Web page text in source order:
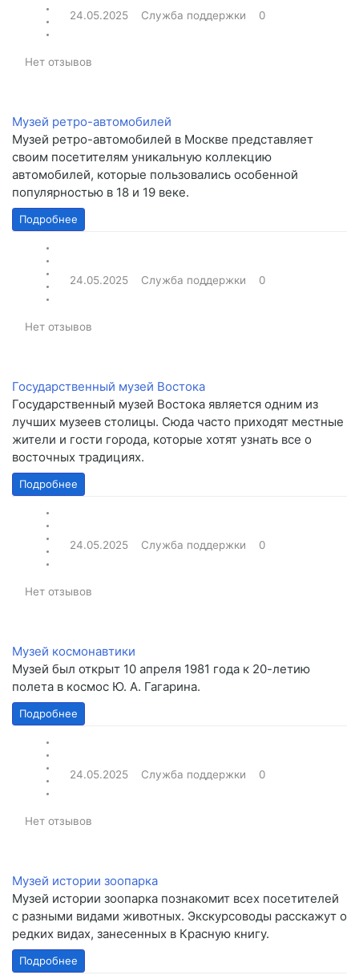
24.05.2025 Служба поддержки 0
Нет отзывов
Музей ретро-автомобилей
Музей ретро-автомобилей в Москве представляет
своим посетителям уникальную коллекцию
автомобилей, которые пользовались особенной
популярностью в 18 и 19 веке.
Подробнее
24.05.2025 Служба поддержки 0
Нет отзывов
Государственный музей Востока
Государственный музей Востока является одним из
лучших музеев столицы. Сюда часто приходят местные
жители и гости города, которые хотят узнать все о
восточных традициях.
Подробнее
24.05.2025 Служба поддержки 0
Нет отзывов
Музей космонавтики
Музей был открыт 10 апреля 1981 года к 20-летию
полета в космос Ю. А. Гагарина.
Подробнее
24.05.2025 Служба поддержки 0
Нет отзывов
Музей истории зоопарка
Музей истории зоопарка познакомит всех посетителей
с разными видами животных. Экскурсоводы расскажут о
редких видах, занесенных в Красную книгу.
Подробнее